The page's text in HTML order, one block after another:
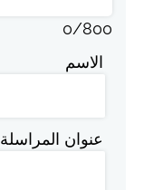
0/800
الاسم
عنوان المراسلة